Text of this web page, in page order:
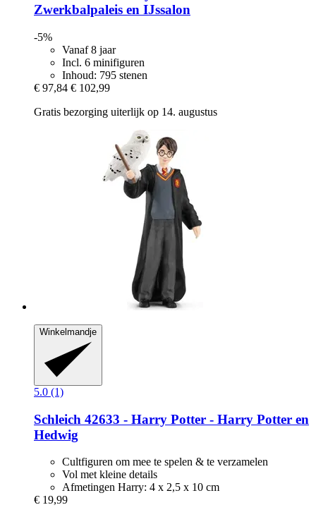
Zwerkbalpaleis en IJssalon
-5%
Vanaf 8 jaar
Incl. 6 minifiguren
Inhoud: 795 stenen
€ 97,84 € 102,99
Gratis bezorging uiterlijk op 14. augustus
Winkelmandje
5.0 (1)
Schleich 42633 -​ Harry Potter -​ Harry Potter en
Hedwig
Cultfiguren om mee te spelen & te verzamelen
Vol met kleine details
Afmetingen Harry: 4 x 2,5 x 10 cm
€ 19,99